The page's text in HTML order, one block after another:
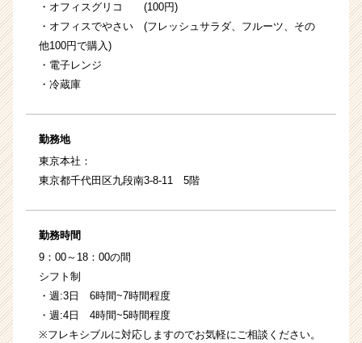
・オフィスグリコ (100円)
・オフィスでやさい (フレッシュサラダ、フルーツ、その
他100円で購入)
・電子レンジ
・冷蔵庫
勤務地
東京本社：
東京都千代田区九段南3‐8‐11 5階
勤務時間
9：00～18：00の間
シフト制
・週:3日 6時間~7時間程度
・週:4日 4時間~5時間程度
※フレキシブルに対応しますのでお気軽にご相談ください。